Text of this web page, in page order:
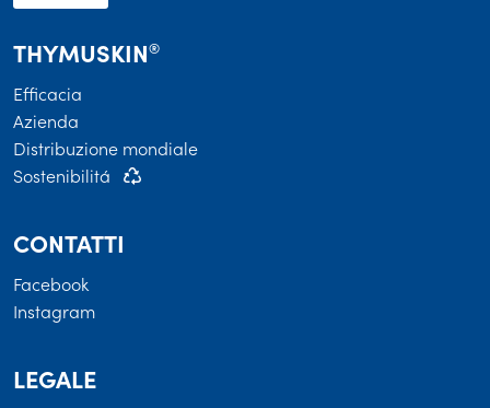
THYMUSKIN®
Efficacia
Azienda
Distribuzione mondiale
Sostenibilitá
CONTATTI
Facebook
Instagram
LEGALE